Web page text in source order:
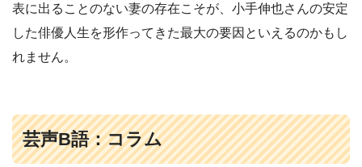
表に出ることのない妻の存在こそが、小手伸也さんの安定
した俳優人生を形作ってきた最大の要因といえるのかもし
れません。
芸声B語：コラム